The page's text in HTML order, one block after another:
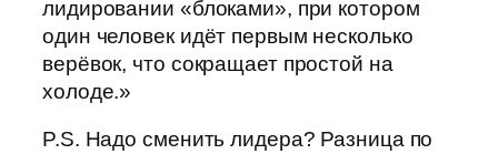
лидировании «блоками», при котором
один человек идёт первым несколько
верёвок, что сокращает простой на
холоде.»
P.S. Надо сменить лидера? Разница по